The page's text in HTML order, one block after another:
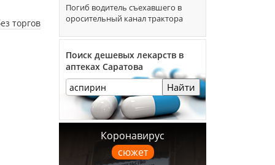
торгов
Погиб водитель съехавшего в
оросительный канал трактора
Поиск дешевых лекарств в
аптеках Саратова
Найти
Коронавирус
сюжет